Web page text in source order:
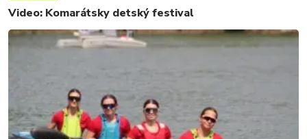
Video: Komarátsky detský festival